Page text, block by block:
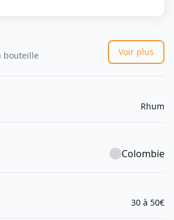
bouteille Voir plus
Rhum
Colombie
30 à 50€